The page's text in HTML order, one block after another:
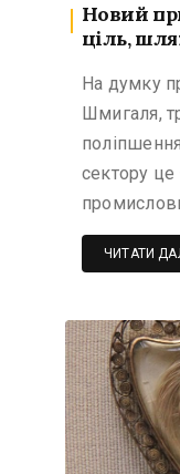
Новий
ціль,
На думку
Шмигаля,
сектору це
ЧИТАТИ